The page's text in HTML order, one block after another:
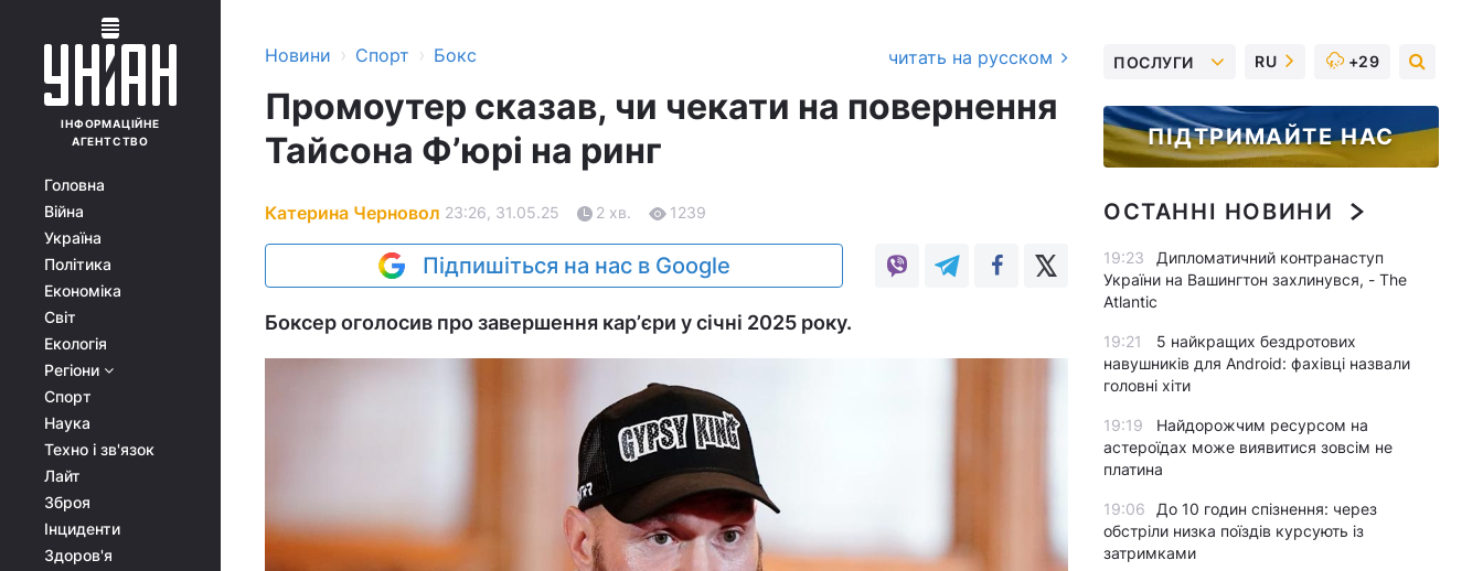
ІНФОРМАЦІЙНЕ
АГЕНТСТВО
Головна
Війна
Україна
Політика
Економіка
Світ
Екологія
Регіони
Спорт
Наука
Техно і зв'язок
Лайт
Зброя
Інциденти
Здоров'я
Новини › Спорт › Бокс читать на русском
Промоутер сказав, чи чекати на повернення
Тайсона Фʼюрі на ринг
Катерина Черновол 23:26, 31.05.25 2 хв. 1239
Підпишіться на нас в Google
Боксер оголосив про завершення карʼєри у січні 2025 року.
ПОСЛУГИ RU +29
ПІДТРИМАЙТЕ НАС
ОСТАННІ НОВИНИ
19:23
Дипломатичний контранаступ
України на Вашингтон захлинувся, - The
Atlantic
19:21
5 найкращих бездротових
навушників для Android: фахівці назвали
головні хіти
19:19
Найдорожчим ресурсом на
астероїдах може виявитися зовсім не
платина
19:06
До 10 годин спізнення: через
обстріли низка поїздів курсують із
затримками